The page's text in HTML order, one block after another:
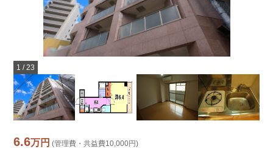
1 /23
6.6万円 (管理費・共益費10,000円)